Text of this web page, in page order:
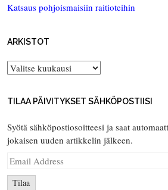
Katsaus pohjoismaisiin raitioteihin
ARKISTOT
Arkistot
TILAA PÄIVITYKSET SÄHKÖPOSTIISI
Syötä sähköpostiosoitteesi ja saat
jokaisen uuden artikkelin jälkeen.
Email
Tilaa